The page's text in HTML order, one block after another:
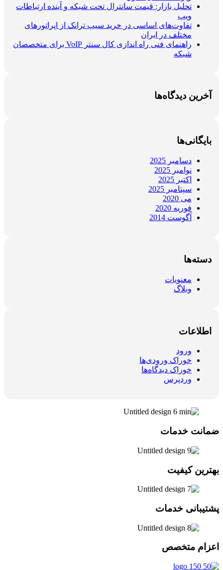
تحلیل بازار: قیمت سانترال تحت شبکه و آینده ارتباطات
ویپ
تفاوت‌های اساسی در خرید سیپ ترانک از اپراتورهای
مختلف در ایران
راهنمای فنی راه اندازی کال سنتر VoIP برای متخصصان
شبکه
آخرین دیدگاه‌ها
بایگانی‌ها
دسامبر 2025
نوامبر 2025
اکتبر 2025
سپتامبر 2025
می 2020
فوریه 2020
آگوست 2014
دسته‌ها
معنویات
وبلاگ
اطلاعات
ورود
خوراک ورودی‌ها
خوراک دیدگاه‌ها
وردپرس
ضمانت خدمات
بهترین کیفیت
پشتیبانی خدمات
اعزام متخصص